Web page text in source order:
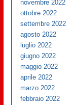
novembre 2022
ottobre 2022
settembre 2022
agosto 2022
luglio 2022
giugno 2022
maggio 2022
aprile 2022
marzo 2022
febbraio 2022